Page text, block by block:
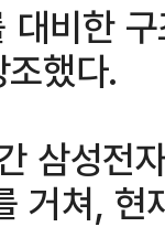
비한
했다.
삼성전
거쳐,